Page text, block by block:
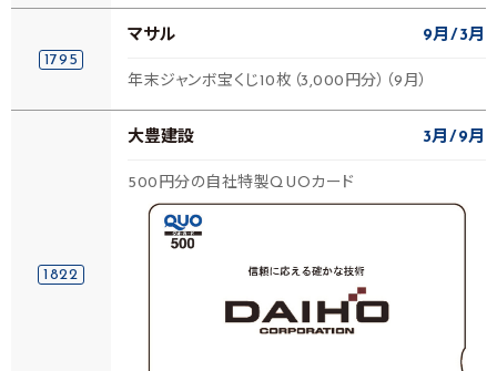
1795
マサル 9月 3月
年末ジャンボ宝くじ10枚（3,000円分）（9月）
1822
大豊建設 3月 9月
500円分の自社特製QUOカード